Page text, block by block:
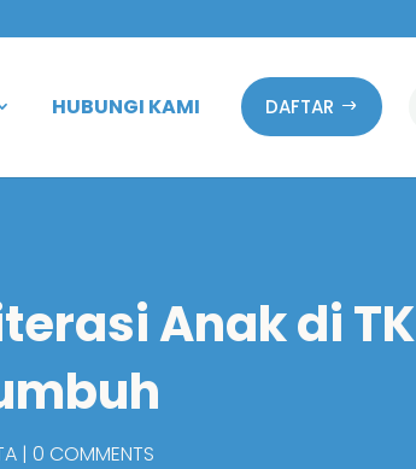
HUBUNGI KAMI DAFTAR
Anak di TK
0 COMMENTS